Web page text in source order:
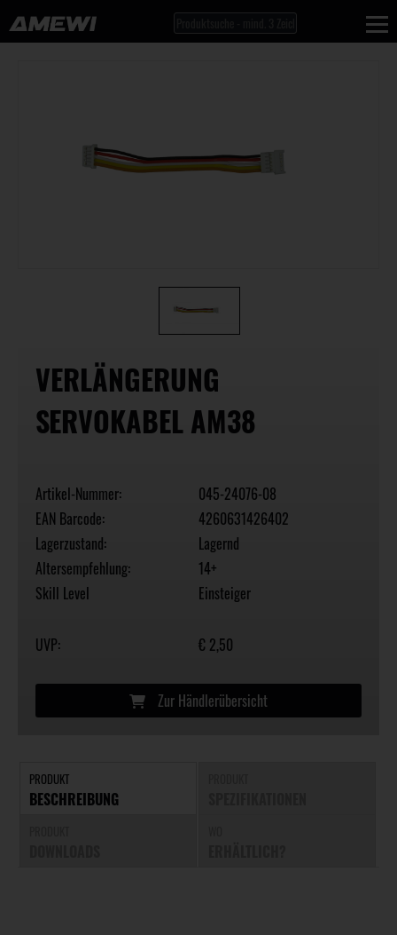
VERLÄNGERUNG
SERVOKABEL AM38
Artikel-Nummer:
045-24076-08
EAN Barcode:
4260631426402
Lagerzustand:
Lagernd
Altersempfehlung:
14+
Skill Level
Einsteiger
UVP: € 2,50
Zur Händlerübersicht
PRODUKT
BESCHREIBUNG